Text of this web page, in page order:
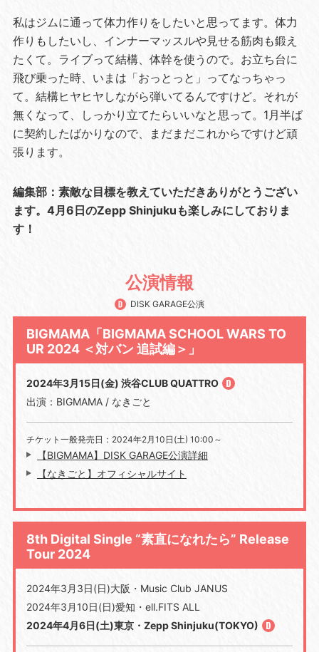
私はジムに通って体力作りをしたいと思ってます。体力
作りもしたいし、インナーマッスルや見せる筋肉も鍛え
たくて。ライブって結構、体幹を使うので。お立ち台に
飛び乗った時、いまは「おっとっと」ってなっちゃっ
て。結構ヒヤヒヤしながら弾いてるんですけど。それが
無くなって、しっかり立てたらいいなと思って。1月半ば
に契約したばかりなので、まだまだこれからですけど頑
張ります。
編集部：素敵な目標を教えていただきありがとうござい
ます。4月6日のZepp Shinjukuも楽しみにしておりま
す！
公演情報
DISK GARAGE公演
BIGMAMA「BIGMAMA SCHOOL WARS TO
UR 2024 ＜対バン 追試編＞」
2024年3月15日(金) 渋谷CLUB QUATTRO
出演：BIGMAMA / なきごと
チケット一般発売日：2024年2月10日(土) 10:00～
【BIGMAMA】DISK GARAGE公演詳細
【なきごと】オフィシャルサイト
8th Digital Single “素直になれたら” Release
Tour 2024
2024年3月3日(日)大阪・Music Club JANUS
2024年3月10日(日)愛知・ell.FITS ALL
2024年4月6日(土)東京・Zepp Shinjuku(TOKYO)